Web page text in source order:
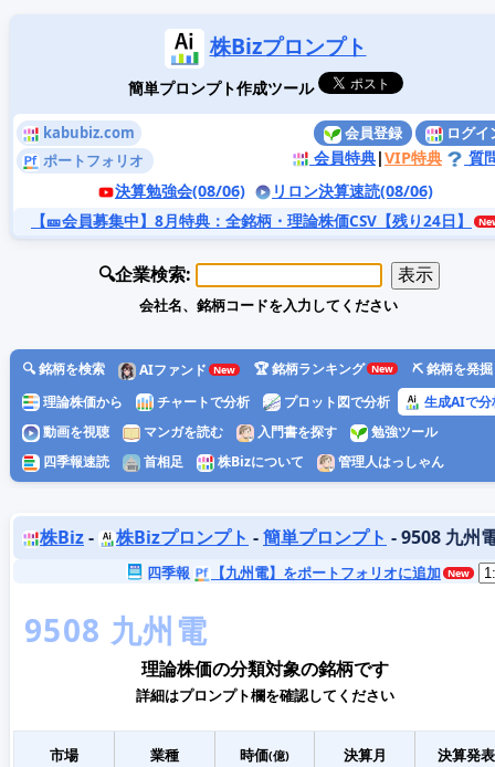
株Bizプロンプト
簡単プロンプト作成ツール
kabubiz.com
ポートフォリオ
会員登録 ログイ
会員特典|VIP特典
質
決算勉強会(08/06)
リロン決算速読(08/06)
【🎫会員募集中】8月特典 ：全銘柄・理論株価CSV【残り24日】
🔍企業検索:
会社名、銘柄コードを入力してください
🔍 銘柄を検索 AIファンド 🏆 銘柄ランキング
⛏️ 銘柄を発掘
理論株価から
チャートで分析 プロット図で分析
生成AIで分
動画を視聴
マンガを読む 入門書を探す
勉強ツール
四季報速読
首相足 株Bizについて 管理人はっしゃん
株Biz- 株Bizプロンプト -簡単プロンプト - 9508 九州
四季報 【九州電】をポートフォリオに追加
理論株価の分類対象の銘柄です
詳細はプロンプト欄を確認してください
市場 業種 時価(億) 決算月 決算発表